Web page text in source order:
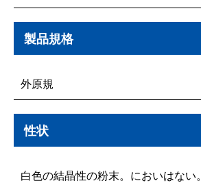
製品規格
外原規
性状
白色の結晶性の粉末。においはない。